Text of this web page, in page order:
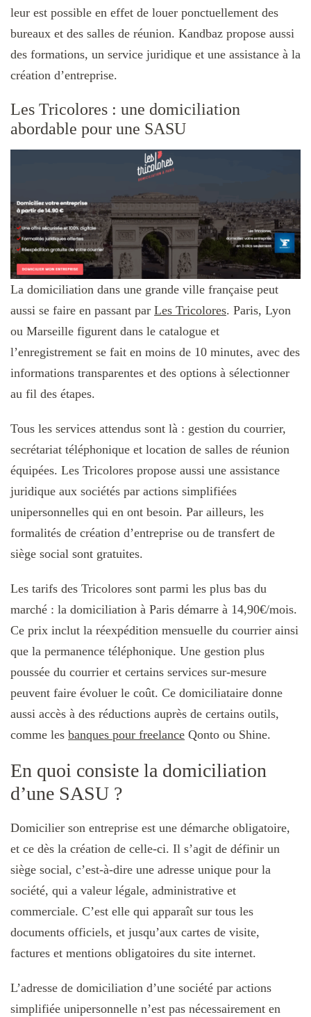
leur est possible en effet de louer ponctuellement des
bureaux et des salles de réunion. Kandbaz propose aussi
des formations, un service juridique et une assistance à la
création d’entreprise.
Les Tricolores : une domiciliation
abordable pour une SASU
La domiciliation dans une grande ville française peut
aussi se faire en passant par Les Tricolores. Paris, Lyon
ou Marseille figurent dans le catalogue et
l’enregistrement se fait en moins de 10 minutes, avec des
informations transparentes et des options à sélectionner
au fil des étapes.
Tous les services attendus sont là : gestion du courrier,
secrétariat téléphonique et location de salles de réunion
équipées. Les Tricolores propose aussi une assistance
juridique aux sociétés par actions simplifiées
unipersonnelles qui en ont besoin. Par ailleurs, les
formalités de création d’entreprise ou de transfert de
siège social sont gratuites.
Les tarifs des Tricolores sont parmi les plus bas du
marché : la domiciliation à Paris démarre à 14,90€/mois.
Ce prix inclut la réexpédition mensuelle du courrier ainsi
que la permanence téléphonique. Une gestion plus
poussée du courrier et certains services sur-mesure
peuvent faire évoluer le coût. Ce domiciliataire donne
aussi accès à des réductions auprès de certains outils,
comme les banques pour freelance Qonto ou Shine.
En quoi consiste la domiciliation
d’une SASU ?
Domicilier son entreprise est une démarche obligatoire,
et ce dès la création de celle-ci. Il s’agit de définir un
siège social, c’est-à-dire une adresse unique pour la
société, qui a valeur légale, administrative et
commerciale. C’est elle qui apparaît sur tous les
documents officiels, et jusqu’aux cartes de visite,
factures et mentions obligatoires du site internet.
L’adresse de domiciliation d’une société par actions
simplifiée unipersonnelle n’est pas nécessairement en